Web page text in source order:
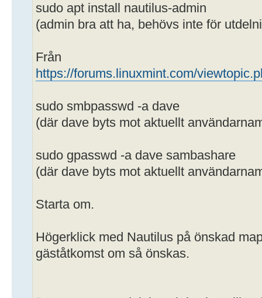
sudo apt install nautilus-admin
(admin bra att ha, behövs inte för
Från
https://forums.linuxmint.com/
sudo smbpasswd -a dave
(där dave byts mot aktuellt
sudo gpasswd -a dave sambashare
(där dave byts mot aktuellt
Starta om.
Högerklick med Nautilus på önskad
gäståtkomst om så önskas.